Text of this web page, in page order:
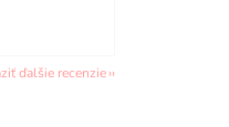
ďalšie recenzie